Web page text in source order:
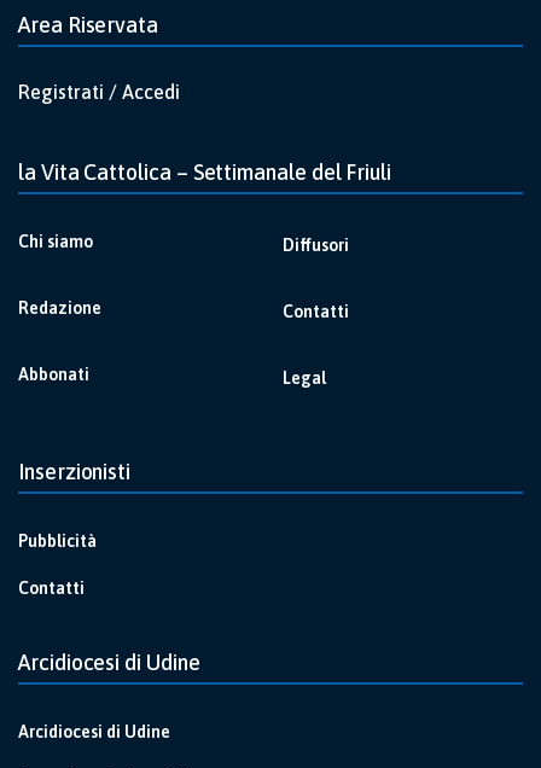
Area Riservata
Registrati / Accedi
la Vita Cattolica – Settimanale del Friuli
Chi siamo
Redazione
Abbonati
Diffusori
Contatti
Legal
Inserzionisti
Pubblicità
Contatti
Arcidiocesi di Udine
Arcidiocesi di Udine